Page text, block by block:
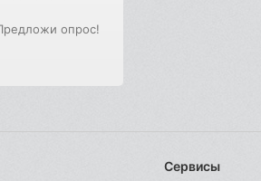
опрос!
Сервисы